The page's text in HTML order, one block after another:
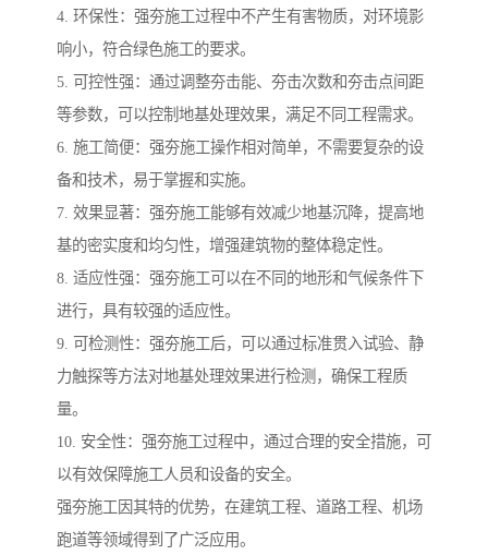
4. 环保性：强夯施工过程中不产生有害物质，对环境影
响小，符合绿色施工的要求。
5. 可控性强：通过调整夯击能、夯击次数和夯击点间距
等参数，可以控制地基处理效果，满足不同工程需求。
6. 施工简便：强夯施工操作相对简单，不需要复杂的设
备和技术，易于掌握和实施。
7. 效果显著：强夯施工能够有效减少地基沉降，提高地
基的密实度和均匀性，增强建筑物的整体稳定性。
8. 适应性强：强夯施工可以在不同的地形和气候条件下
进行，具有较强的适应性。
9. 可检测性：强夯施工后，可以通过标准贯入试验、静
力触探等方法对地基处理效果进行检测，确保工程质
量。
10. 安全性：强夯施工过程中，通过合理的安全措施，可
以有效保障施工人员和设备的安全。
强夯施工因其特的优势，在建筑工程、道路工程、机场
跑道等领域得到了广泛应用。